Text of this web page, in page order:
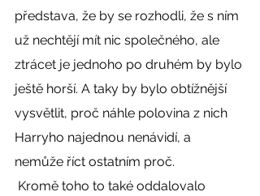
představa, že by se rozhodli, že s ním
už nechtějí mít nic společného, ale
ztrácet je jednoho po druhém by bylo
ještě horší. A taky by bylo obtížnější
vysvětlit, proč náhle polovina z nich
Harryho najednou nenávidí, a
nemůže říct ostatním proč.